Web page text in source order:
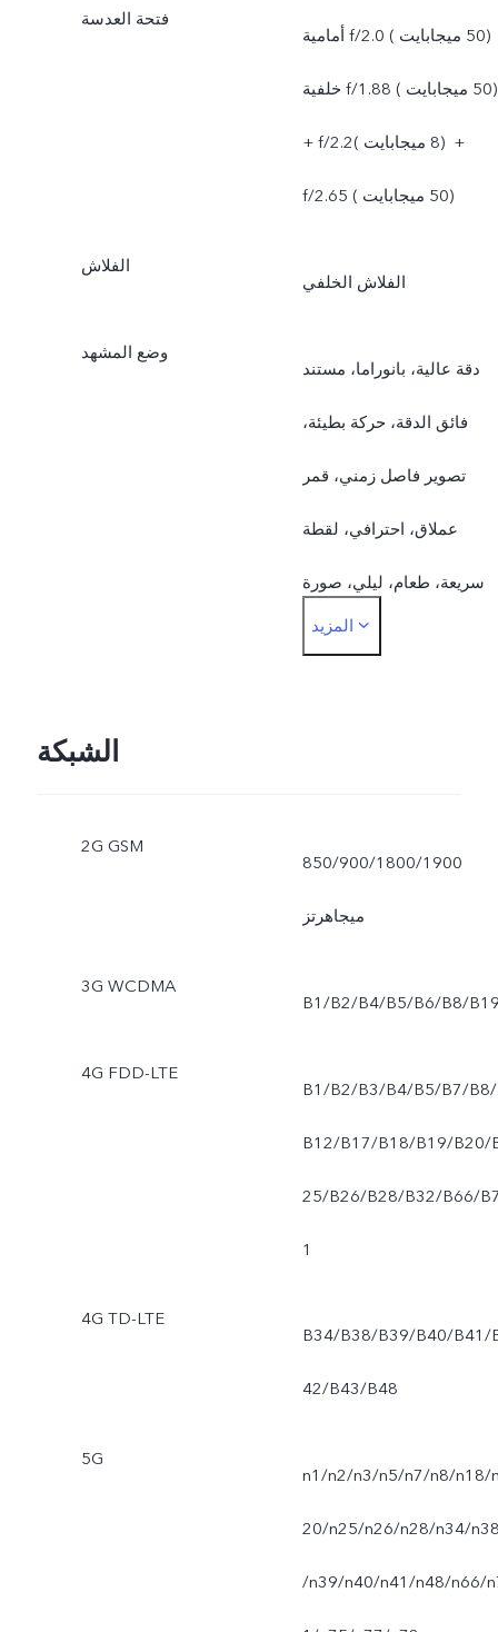
فتحة العدسة
أمامية f/2.0 ‏ (50 ميجابايت )
خلفية f/1.88 ‏ (50 ميجابايت )
+ f/2.2‏ (8 ميجابايت ) +
f/2.65 ‏‏ (50 ميجابايت )
الفلاش
الفلاش الخلفي
وضع المشهد
دقة عالية، بانوراما، مستند
فائق الدقة، حركة بطيئة،
تصوير فاصل زمني، قمر
عملاق، احترافي، لقطة
سريعة، طعام، ليلي، صورة
شخصية، صورة، فيديو، فيلم
المزيد
الشبكة
2G GSM
850/900/1800/1900
ميجاهرتز
3G WCDMA
B1/B2/B4/B5/B6/B8/
4G FDD-LTE
B1/B2/B3/B4/B5/B7/B8/
B12/B17/B18/B19/B20/
25/B26/B28/B32/B66/
1
4G TD-LTE
B34/B38/B39/B40/B41/
42/B43/B48
5G
n1/n2/n3/n5/n7/n8/n18/
20/n25/n26/n28/n34/
/n39/n40/n41/n48/n66/